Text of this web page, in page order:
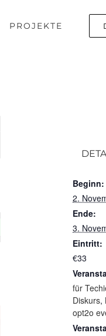
PROJEKTE
Beginn:
2.
Ende:
3.
Eintritt:
€33
für
Diskurs,
opt2o